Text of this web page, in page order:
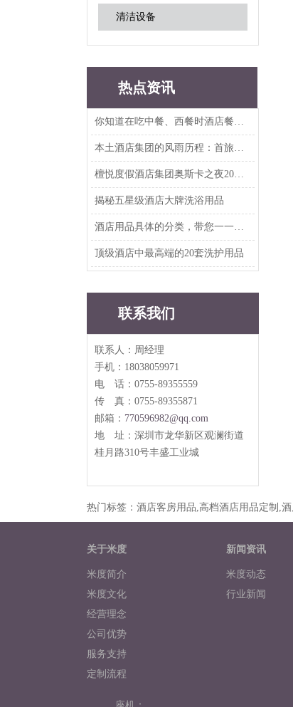
清洁设备
热点资讯
你知道在吃中餐、西餐时酒店餐具要如何摆放吗？
本土酒店集团的风雨历程：首旅、华住、东呈、尚美、雅斯特、铂涛、亚朵、开元、美豪...
檀悦度假酒店集团奥斯卡之夜2019年度客户答谢晚宴
揭秘五星级酒店大牌洗浴用品
酒店用品具体的分类，带您一一知晓
顶级酒店中最高端的20套洗护用品
联系我们
联系人：周经理
手机：18038059971
电 话：0755-89355559
传 真：0755-89355871
邮箱： 770596982@qq.com
地 址： 深圳市龙华新区观澜街道
桂月路310号丰盛工业城
热门标签：酒店客房用品,高档酒店用品定制,
关于米度
米度简介
米度文化
经营理念
公司优势
服务支持
定制流程
新闻资讯
米度动态
行业新闻